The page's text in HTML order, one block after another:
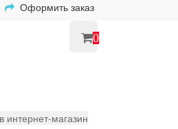
Оформить заказ
0
интернет-магазин